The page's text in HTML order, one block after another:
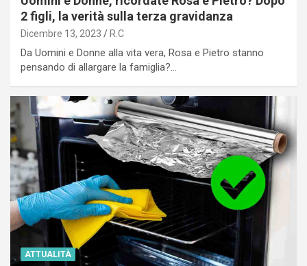
2 figli, la verità sulla terza gravidanza
Dicembre 13, 2023 R.C
Da Uomini e Donne alla vita vera, Rosa e Pietro stanno
pensando di allargare la famiglia?…
ATTUALITÀ